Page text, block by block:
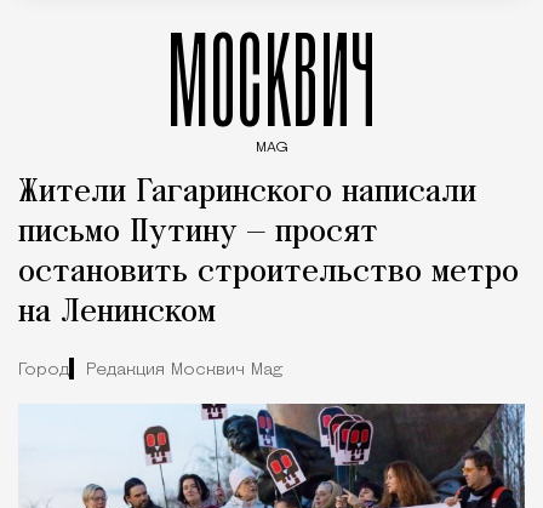
МОСКВИЧ
MAG
Жители Гагаринского написали
письмо Путину — просят
остановить строительство метро
на Ленинском
Город Редакция Москвич Mag